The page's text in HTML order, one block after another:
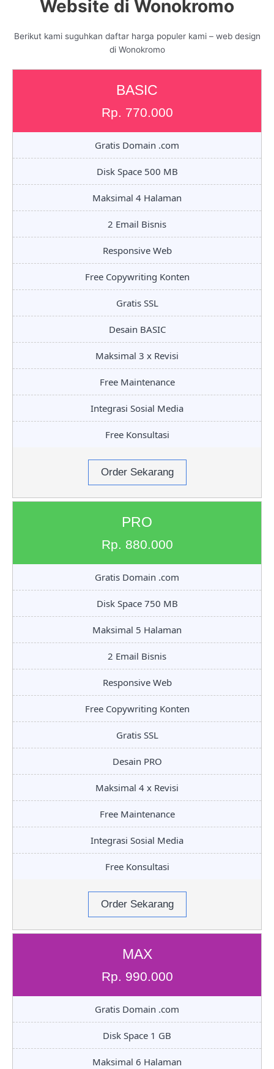
Website di Wonokromo
Berikut kami suguhkan daftar harga populer kami – web design
di Wonokromo
BASIC
Rp. 770.000
Gratis Domain .com
Disk Space 500 MB
Maksimal 4 Halaman
2 Email Bisnis
Responsive Web
Free Copywriting Konten
Gratis SSL
Desain BASIC
Maksimal 3 x Revisi
Free Maintenance
Integrasi Sosial Media
Free Konsultasi
Order Sekarang
PRO
Rp. 880.000
Gratis Domain .com
Disk Space 750 MB
Maksimal 5 Halaman
2 Email Bisnis
Responsive Web
Free Copywriting Konten
Gratis SSL
Desain PRO
Maksimal 4 x Revisi
Free Maintenance
Integrasi Sosial Media
Free Konsultasi
Order Sekarang
MAX
Rp. 990.000
Gratis Domain .com
Disk Space 1 GB
Maksimal 6 Halaman